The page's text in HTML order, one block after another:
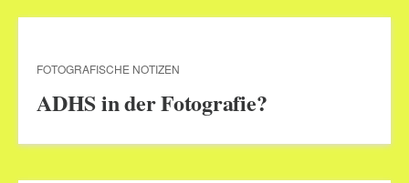
FOTOGRAFISCHE NOTIZEN
ADHS in der Fotografie?